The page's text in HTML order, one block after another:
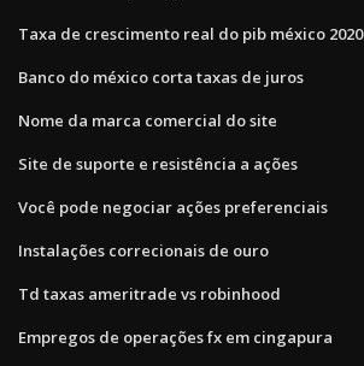
Taxa de crescimento real do pib méxico 2020
Banco do méxico corta taxas de juros
Nome da marca comercial do site
Site de suporte e resistência a ações
Você pode negociar ações preferenciais
Instalações correcionais de ouro
Td taxas ameritrade vs robinhood
Empregos de operações fx em cingapura